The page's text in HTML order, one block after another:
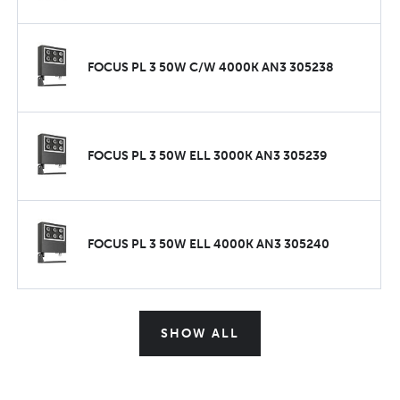
FOCUS PL 3 50W C/W 4000K AN3 305238
FOCUS PL 3 50W ELL 3000K AN3 305239
FOCUS PL 3 50W ELL 4000K AN3 305240
SHOW ALL